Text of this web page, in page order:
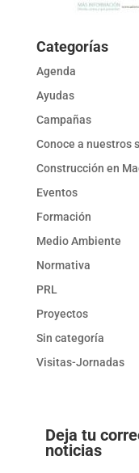
Categorías
Agenda
Ayudas
Campañas
Conoce a nuestros
Construcción en
Eventos
Formación
Medio Ambiente
Normativa
PRL
Proyectos
Sin categoría
Visitas-Jornadas
Deja tu
noticias